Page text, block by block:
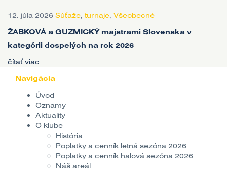
12. júla 2026 Súťaže, turnaje, Všeobecné
ŽABKOVÁ a GUZMICKÝ majstrami Slovenska v
kategórii dospelých na rok 2026
čítať viac
Navigácia
Úvod
Oznamy
Aktuality
O klube
História
Poplatky a cenník letná sezóna 2026
Poplatky a cenník halová sezóna 2026
Náš areál